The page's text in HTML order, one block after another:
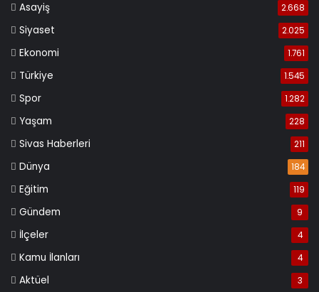
Asayiş 2.668
Siyaset 2.025
Ekonomi 1.761
Türkiye 1.545
Spor 1.282
Yaşam 228
Sivas Haberleri 211
Dünya 184
Eğitim 119
Gündem 9
İlçeler 4
Kamu İlanları 4
Aktüel 3